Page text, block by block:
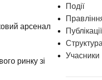
арсенал
ринку зі
Події
Публікації
Учасники